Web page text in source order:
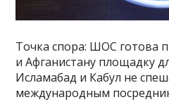
Точка спора: ШОС готова
и Афганистану площадку
Исламабад и Кабул не
международным